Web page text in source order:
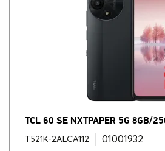
TCL 60 SE NXTPAPER 5G 8GB/
T521K-2ALCA112 01001932